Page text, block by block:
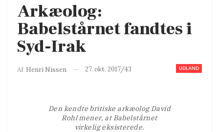
Arkæolog:
Babelstårnet fandtes i
Syd-Irak
UDLAND
Af Henri Nissen 27. okt. 2017/43
Den kendte britiske arkæolog David
Rohl mener, at Babelstårnet
virkelig eksisterede.